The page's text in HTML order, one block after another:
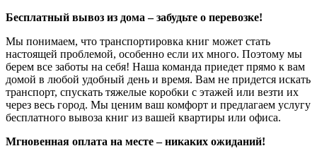
Бесплатный вывоз из дома – забудьте о перевозке!
Мы понимаем, что транспортировка книг может стать
настоящей проблемой, особенно если их много. Поэтому мы
берем все заботы на себя! Наша команда приедет прямо к вам
домой в любой удобный день и время. Вам не придется искать
транспорт, спускать тяжелые коробки с этажей или везти их
через весь город. Мы ценим ваш комфорт и предлагаем услугу
бесплатного вывоза книг из вашей квартиры или офиса.
Мгновенная оплата на месте – никаких ожиданий!